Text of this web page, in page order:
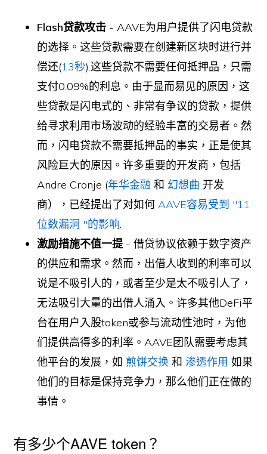
Flash贷款攻击 - AAVE为用户提供了闪电贷款
的选择。这些贷款需要在创建新区块时进行并
偿还(13秒).这些贷款不需要任何抵押品，只需
支付0.09%的利息。由于显而易见的原因，这
些贷款是闪电式的、非常有争议的贷款，提供
给寻求利用市场波动的经验丰富的交易者。然
而，闪电贷款不需要抵押品的事实，正是使其
风险巨大的原因。许多重要的开发商，包括
Andre Cronje (年华金融 和 幻想曲 开发
商），已经提出了对如何AAVE容易受到 "11
位数漏洞 "的影响.
激励措施不值一提 - 借贷协议依赖于数字资产
的供应和需求。然而，出借人收到的利率可以
说是不吸引人的，或者至少是太不吸引人了，
无法吸引大量的出借人涌入。许多其他DeFi平
台在用户入股token或参与流动性池时，为他
们提供高得多的利率。AAVE团队需要考虑其
他平台的发展，如 煎饼交换 和渗透作用 如果
他们的目标是保持竞争力，那么他们正在做的
事情。
有多少个AAVE token？